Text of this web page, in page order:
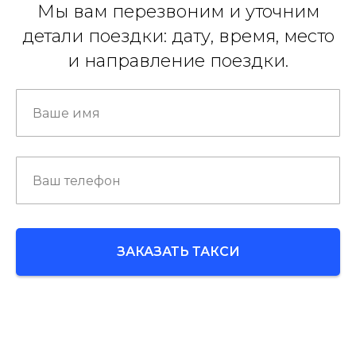
Мы вам перезвоним и уточним
детали поездки: дату, время, место
и направление поездки.
ЗАКАЗАТЬ ТАКСИ